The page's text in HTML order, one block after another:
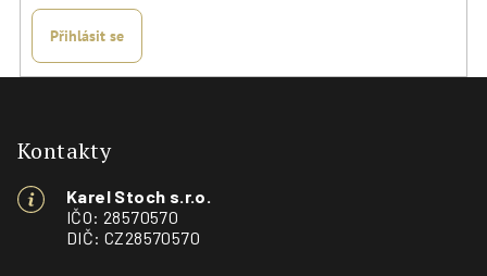
Přihlásit se
Kontakty
Karel Stoch s.r.o.
IČO: 28570570
DIČ: CZ28570570